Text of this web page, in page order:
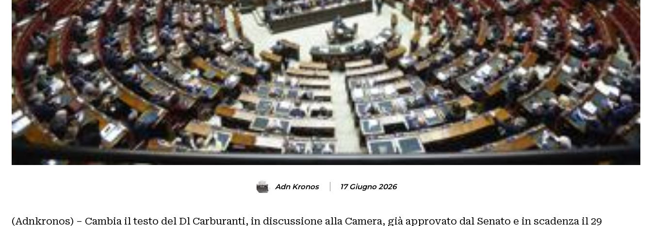
Adn Kronos 17 Giugno 2026
(Adnkronos) – Cambia il testo del Dl Carburanti, in discussione alla Camera, già approvato dal Senato e in scadenza il 29